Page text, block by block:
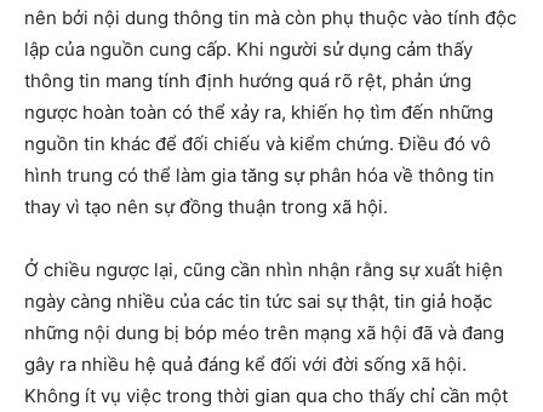
nên bởi nội dung thông tin mà còn phụ thuộc vào tính độc
lập của nguồn cung cấp. Khi người sử dụng cảm thấy
thông tin mang tính định hướng quá rõ rệt, phản ứng
ngược hoàn toàn có thể xảy ra, khiến họ tìm đến những
nguồn tin khác để đối chiếu và kiểm chứng. Điều đó vô
hình trung có thể làm gia tăng sự phân hóa về thông tin
thay vì tạo nên sự đồng thuận trong xã hội.
Ở chiều ngược lại, cũng cần nhìn nhận rằng sự xuất hiện
ngày càng nhiều của các tin tức sai sự thật, tin giả hoặc
những nội dung bị bóp méo trên mạng xã hội đã và đang
gây ra nhiều hệ quả đáng kể đối với đời sống xã hội.
Không ít vụ việc trong thời gian qua cho thấy chỉ cần một